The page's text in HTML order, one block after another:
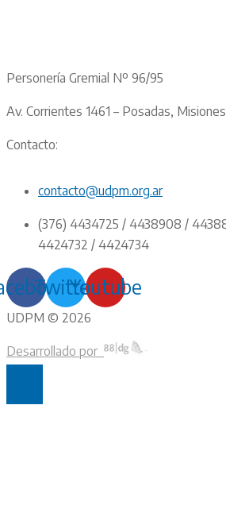
Personería Gremial Nº 96/95
Av. Corrientes 1461 – Posadas,
Contacto:
contacto@udpm.org.ar
(376) 4434725 / 4438908 /
4424732 / 4424734
TwitterYoutube
UDPM © 2026
Desarrollado por